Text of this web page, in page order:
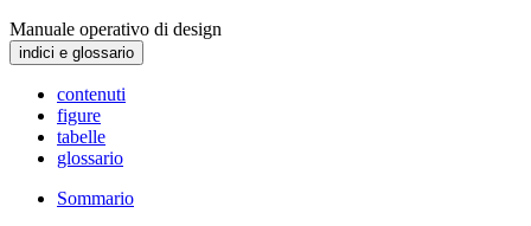
Manuale operativo di design
indici e glossario
contenuti
figure
tabelle
glossario
Sommario